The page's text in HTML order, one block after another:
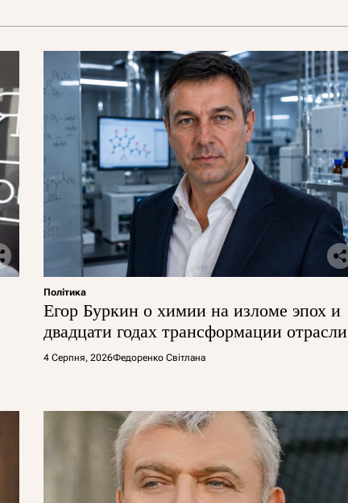
Політика
Егор Буркин о химии на изломе эпох и
двадцати годах трансформации отрасли
4 Серпня, 2026Федоренко Світлана